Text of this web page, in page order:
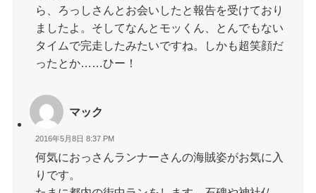
ら、ろっしさんとお会いしたと報告を受けており
ましたよ。そしてなんとモッくん、とんでもない
タイムで完走したみたいですね。しかも超笑顔だ
ったとか……ひー！
マック
2016年5月8日 8:37 PM
何気におっさんランナーさんの海賊姿がお気に入
りです。